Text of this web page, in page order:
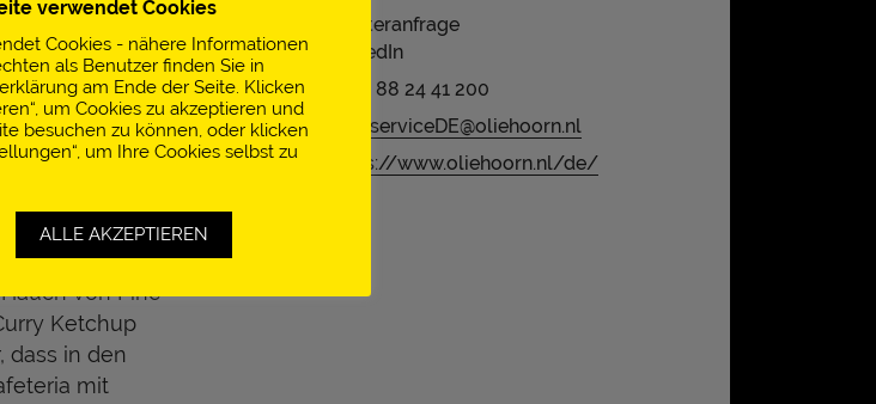
Musteranfrage
LinkedIn
0031 88 24 41 200
foodserviceDE@oliehoorn.nl
https://www.oliehoorn.nl/de/
wahrsten
keine
jedes Gericht
intensive
von Fine
Ketchup
dass in den
mit
verwendet Cookies
Cookies - nähere Informationen
als Benutzer finden Sie in
am Ende der Seite. Klicken
um Cookies zu akzeptieren und
besuchen zu können, oder klicken
um Ihre Cookies selbst zu
ALLE AKZEPTIEREN